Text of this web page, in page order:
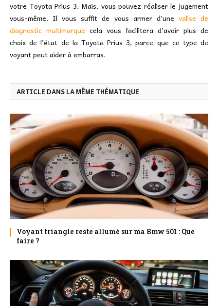
votre Toyota Prius 3. Mais, vous pouvez réaliser le jugement
vous-même. Il vous suffit de vous armer d’une valise de
diagnostic multimarque cela vous facilitera d’avoir plus de
choix de l’état de la Toyota Prius 3, parce que ce type de
voyant peut aider à embarras.
ARTICLE DANS LA MÊME THÉMATIQUE
Voyant triangle reste allumé sur ma Bmw 501 : Que
faire ?